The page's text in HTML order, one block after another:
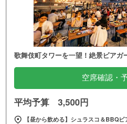
歌舞伎町タワーを一望！絶景ビアガ
空席確認・
平均予算 3,500円
【昼から飲める】シュラスコ＆BBQ